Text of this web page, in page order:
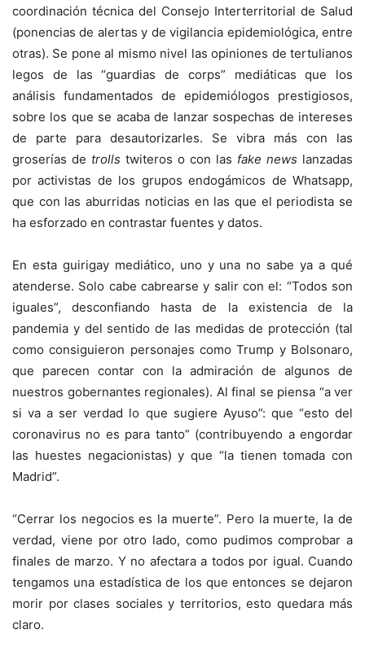
coordinación técnica del Consejo Interterritorial de Salud
(ponencias de alertas y de vigilancia epidemiológica, entre
otras). Se pone al mismo nivel las opiniones de tertulianos
legos de las “guardias de corps” mediáticas que los
análisis fundamentados de epidemiólogos prestigiosos,
sobre los que se acaba de lanzar sospechas de intereses
de parte para desautorizarles. Se vibra más con las
groserías de trolls twiteros o con las fake news lanzadas
por activistas de los grupos endogámicos de Whatsapp,
que con las aburridas noticias en las que el periodista se
ha esforzado en contrastar fuentes y datos.
En esta guirigay mediático, uno y una no sabe ya a qué
atenderse. Solo cabe cabrearse y salir con el: “Todos son
iguales”, desconfiando hasta de la existencia de la
pandemia y del sentido de las medidas de protección (tal
como consiguieron personajes como Trump y Bolsonaro,
que parecen contar con la admiración de algunos de
nuestros gobernantes regionales). Al final se piensa “a ver
si va a ser verdad lo que sugiere Ayuso”: que “esto del
coronavirus no es para tanto” (contribuyendo a engordar
las huestes negacionistas) y que “la tienen tomada con
Madrid”.
“Cerrar los negocios es la muerte”. Pero la muerte, la de
verdad, viene por otro lado, como pudimos comprobar a
finales de marzo. Y no afectara a todos por igual. Cuando
tengamos una estadística de los que entonces se dejaron
morir por clases sociales y territorios, esto quedara más
claro.